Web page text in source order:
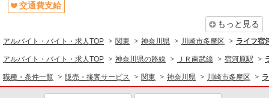
交通費支給
もっと見る
アルバイト・バイト・求人TOP 関東 神奈川県 川崎市多摩区 ライフ宿
アルバイト・バイト・求人TOP 神奈川県の路線 ＪＲ南武線 宿河原駅
職種・条件一覧 販売・接客サービス 関東 神奈川県 川崎市多摩区